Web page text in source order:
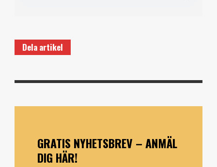
Dela artikel
GRATIS NYHETSBREV – ANMÄL
DIG HÄR!